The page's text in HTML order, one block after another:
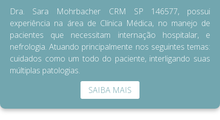
Dra. Sara Mohrbacher CRM SP 146577, possui
experiência na área de Clínica Médica, no manejo de
pacientes que necessitam internação hospitalar, e
nefrologia. Atuando principalmente nos seguintes temas:
cuidados como um todo do paciente, interligando suas
múltiplas patologias.
SAIBA MAIS